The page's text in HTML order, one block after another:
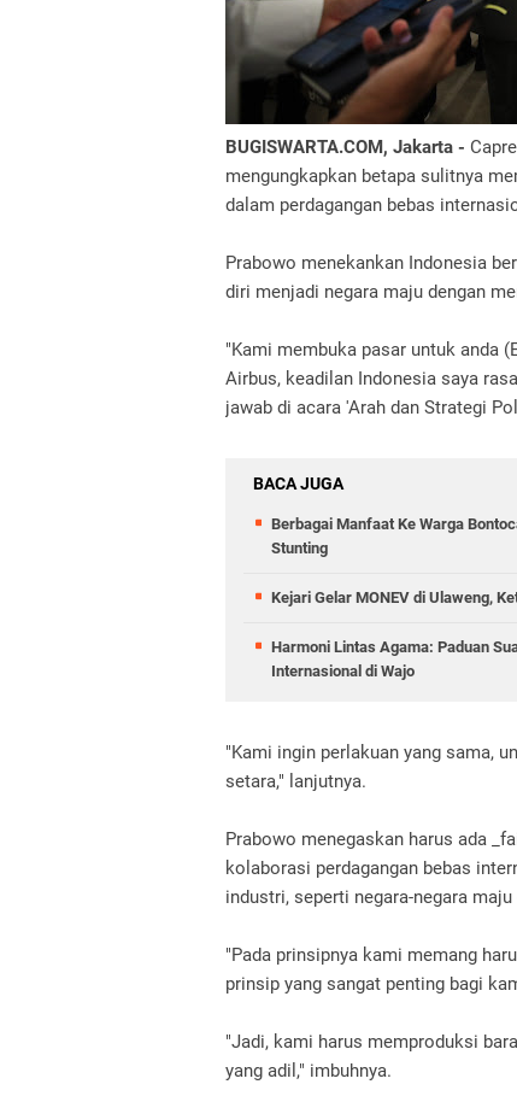
BUGISWARTA.COM, Jakarta -
mengungkapkan betapa sulitnya
dalam perdagangan bebas
Prabowo menekankan Indonesia
diri menjadi negara maju dengan
"Kami membuka pasar untuk anda
Airbus, keadilan Indonesia saya
jawab di acara 'Arah dan Strategi
BACA JUGA
Berbagai Manfaat Ke Warga
Stunting
Kejari Gelar MONEV di Ulaweng,
Harmoni Lintas Agama: Paduan
Internasional di Wajo
"Kami ingin perlakuan yang sama,
setara," lanjutnya.
Prabowo menegaskan harus ada
kolaborasi perdagangan bebas
industri, seperti negara-negara maju
"Pada prinsipnya kami memang
prinsip yang sangat penting bagi
"Jadi, kami harus memproduksi
yang adil," imbuhnya.